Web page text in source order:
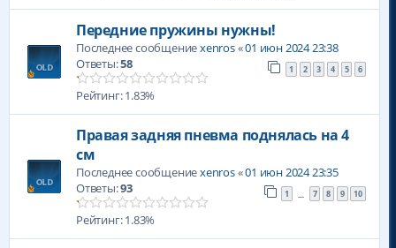
Передние пружины нужны!
Последнее сообщениеxenros«01 июн 2024 23:38
Ответы:58 1 2 3 4 5 6
Рейтинг: 1.83%
Правая задняя пневма поднялась на 4
см
Последнее сообщениеxenros«01 июн 2024 23:35
Ответы:93 1 7 8 9 10
Рейтинг: 1.83%